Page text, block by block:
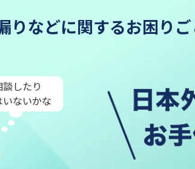
りなどに関するお困り